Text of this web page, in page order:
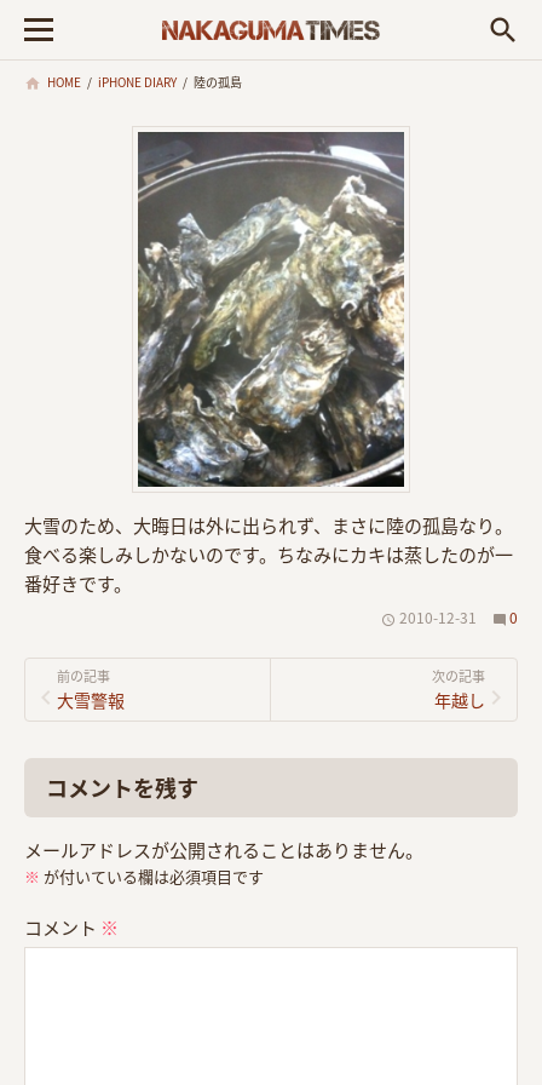
search
HOME / iPHONE DIARY / 陸の孤島
大雪のため、大晦日は外に出られず、まさに陸の孤島なり。
食べる楽しみしかないのです。ちなみにカキは蒸したのが一
番好きです。
2010-12-31 0
前の記事
大雪警報
次の記事
年越し
コメントを残す
メールアドレスが公開されることはありません。
※ が付いている欄は必須項目です
コメント ※